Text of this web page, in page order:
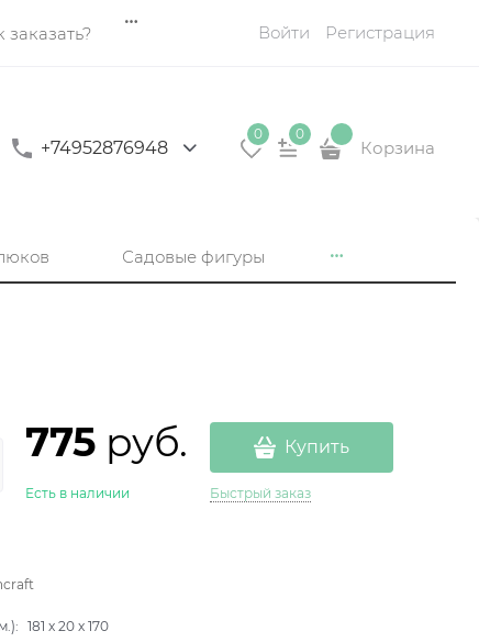
заказать? Войти Регистрация
+74952876948
0 0
Корзина
Садовые фигуры
775 руб.
Есть в наличии
Купить
Быстрый заказ
181 x20 x170